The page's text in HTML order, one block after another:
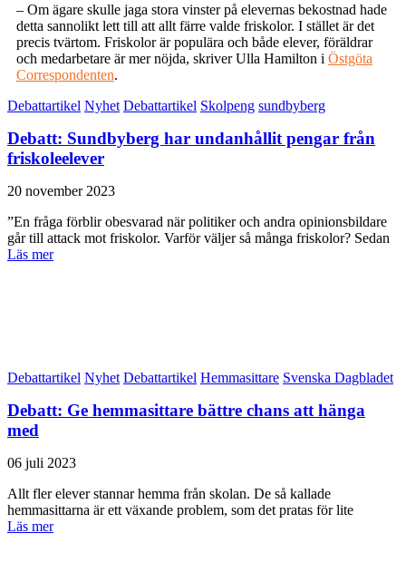
– Om ägare skulle jaga stora vinster på elevernas bekostnad hade
detta sannolikt lett till att allt färre valde friskolor. I stället är det
precis tvärtom. Friskolor är populära och både elever, föräldrar
och medarbetare är mer nöjda, skriver Ulla Hamilton i Östgöta
Correspondenten.
Debattartikel Nyhet Debattartikel Skolpeng sundbyberg
Debatt: Sundbyberg har undanhållit pengar från
friskoleelever
20 november 2023
”En fråga förblir obesvarad när politiker och andra opinionsbildare
går till attack mot friskolor. Varför väljer så många friskolor? Sedan
Läs mer
Debattartikel Nyhet Debattartikel Hemmasittare Svenska Dagbladet
Debatt: Ge hemmasittare bättre chans att hänga
med
06 juli 2023
Allt fler elever stannar hemma från skolan. De så kallade
hemmasittarna är ett växande problem, som det pratas för lite
Läs mer